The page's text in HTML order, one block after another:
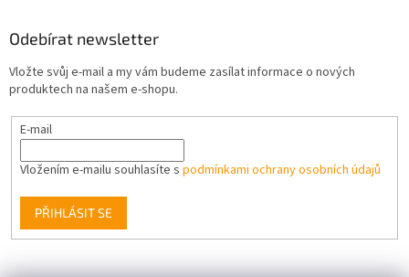
Odebírat newsletter
Vložte svůj e-mail a my vám budeme zasílat informace o nových
produktech na našem e-shopu.
E-mail
Vložením e-mailu souhlasíte s podmínkami ochrany osobních údajů
PŘIHLÁSIT SE